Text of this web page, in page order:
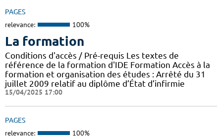
PAGES
relevance: 100%
La formation
Conditions d'accès / Pré-requis Les textes de
référence de la formation d'IDE Formation Accès à la
formation et organisation des études : Arrêté du 31
juillet 2009 relatif au diplôme d’État d’infirmie
15/04/2025 17:00
PAGES
relevance: 100%